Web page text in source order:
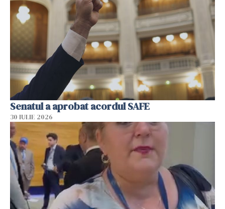
Senatul a aprobat acordul SAFE
30 IULIE 2026